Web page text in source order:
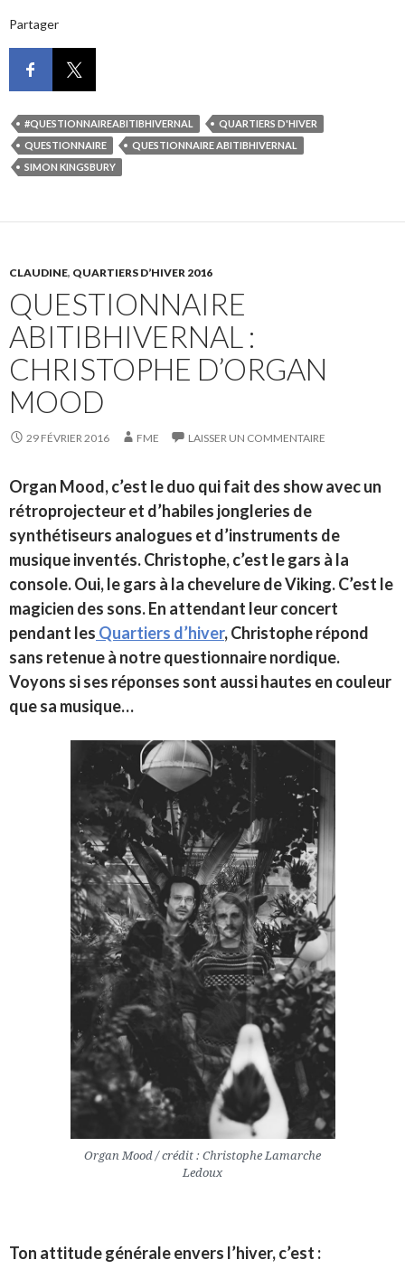
Partager
#QUESTIONNAIREABITIBHIVERNAL
QUARTIERS D'HIVER
QUESTIONNAIRE
QUESTIONNAIRE ABITIBHIVERNAL
SIMON KINGSBURY
CLAUDINE, QUARTIERS D’HIVER 2016
QUESTIONNAIRE
ABITIBHIVERNAL :
CHRISTOPHE D’ORGAN
MOOD
29 FÉVRIER 2016 FME LAISSER UN COMMENTAIRE
Organ Mood, c’est le duo qui fait des show avec un
rétroprojecteur et d’habiles jongleries de
synthétiseurs analogues et d’instruments de
musique inventés. Christophe, c’est le gars à la
console. Oui, le gars à la chevelure de Viking. C’est le
magicien des sons. En attendant leur concert
pendant les Quartiers d’hiver, Christophe répond
sans retenue à notre questionnaire nordique.
Voyons si ses réponses sont aussi hautes en couleur
que sa musique…
Organ Mood / crédit : Christophe Lamarche
Ledoux
Ton attitude générale envers l’hiver, c’est :